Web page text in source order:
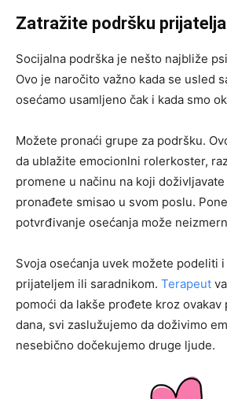
Zatražite podršku
Socijalna podrška je nešto najbliže
Ovo je naročito važno kada se usled
osećamo usamljeno čak i kada smo
Možete pronaći grupe za podršku.
da ublažite emocionlni rolerkoster,
promene u načinu na koji
pronađete smisao u svom poslu.
potvrđivanje osećanja može
Svoja osećanja uvek možete podeliti
prijateljem ili saradnikom. Terapeut
pomoći da lakše prođete kroz ovakav
dana, svi zaslužujemo da doživimo
nesebično dočekujemo druge ljude.